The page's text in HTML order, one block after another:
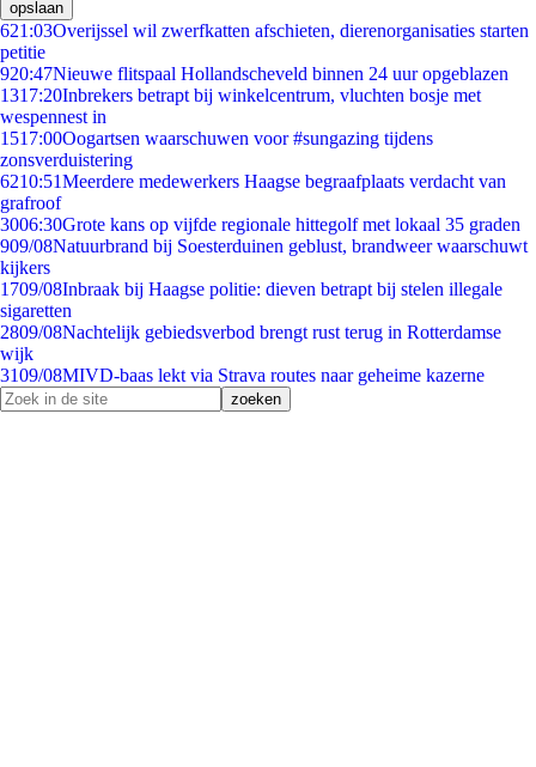
opslaan
621:03Overijssel wil zwerfkatten afschieten, dierenorganisaties starten
petitie
920:47Nieuwe flitspaal Hollandscheveld binnen 24 uur opgeblazen
1317:20Inbrekers betrapt bij winkelcentrum, vluchten bosje met
wespennest in
1517:00Oogartsen waarschuwen voor #sungazing tijdens
zonsverduistering
6210:51Meerdere medewerkers Haagse begraafplaats verdacht van
grafroof
3006:30Grote kans op vijfde regionale hittegolf met lokaal 35 graden
909/08Natuurbrand bij Soesterduinen geblust, brandweer waarschuwt
kijkers
1709/08Inbraak bij Haagse politie: dieven betrapt bij stelen illegale
sigaretten
2809/08Nachtelijk gebiedsverbod brengt rust terug in Rotterdamse
wijk
3109/08MIVD-baas lekt via Strava routes naar geheime kazerne